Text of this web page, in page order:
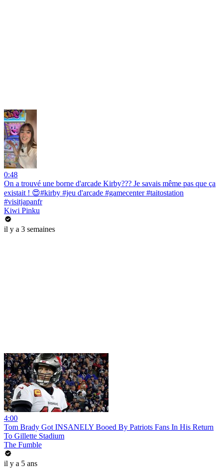
0:48
On a trouvé une borne d'arcade Kirby??? Je savais même pas que ça
existait ! 😍#kirby #jeu d'arcade #gamecenter #taitostation
#visitjapanfr
Kiwi Pinku
il y a 3 semaines
4:00
Tom Brady Got INSANELY Booed By Patriots Fans In His Return
To Gillette Stadium
The Fumble
il y a 5 ans